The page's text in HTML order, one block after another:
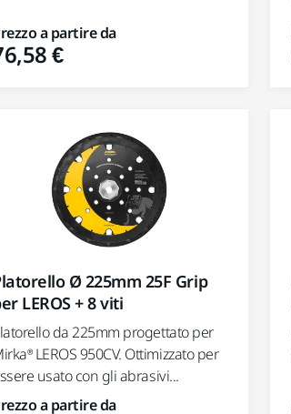
a partire da
€
Ø 225mm 25F Grip
LEROS + 8 viti
da 225mm progettato per
LEROS 950CV. Ottimizzato per
usato con gli abrasivi...
a partire da